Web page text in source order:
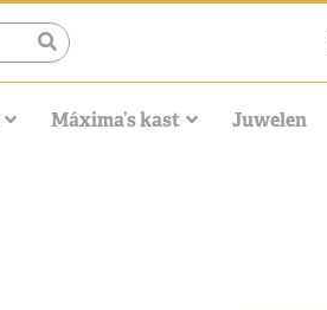
Máxima’s kast Juwelen